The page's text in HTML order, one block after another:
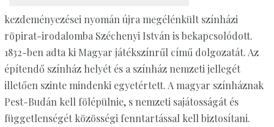
kezdeményezései nyomán újra megélénkült színházi
röpirat-irodalomba Széchenyi István is bekapcsolódott.
1832-ben adta ki Magyar játékszínrűl című dolgozatát. Az
építendő színház helyét és a színház nemzeti jellegét
illetően szinte mindenki egyetértett. A magyar színháznak
Pest-Budán kell fölépülnie, s nemzeti sajátosságát és
függetlenségét közösségi fenntartással kell biztosítani.